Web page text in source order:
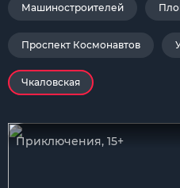
Машиностроителей
Проспект Космонавтов
Чкаловская
Приключения, 15+